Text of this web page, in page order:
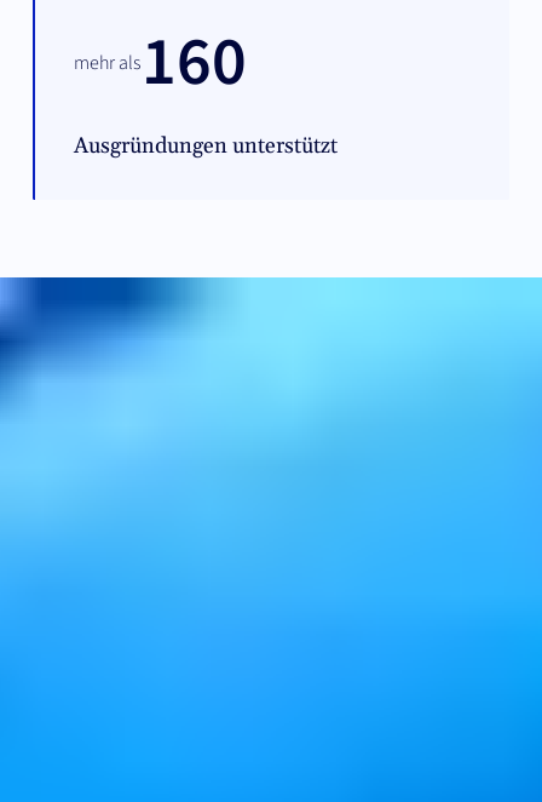
mehr als 160
Ausgründungen unterstützt